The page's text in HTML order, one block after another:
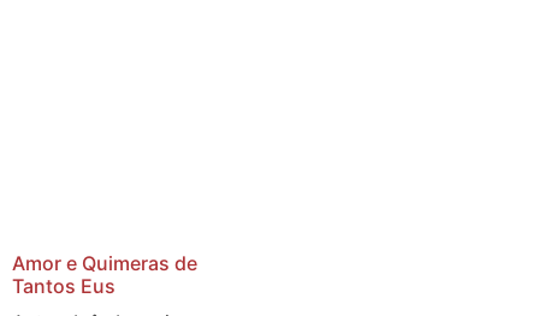
Amor e Quimeras de
Tantos Eus